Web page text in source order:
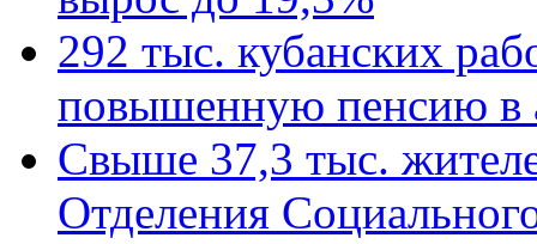
292 тыс. кубанских
повышенную пенсию в
Свыше 37,3 тыс.
Отделения